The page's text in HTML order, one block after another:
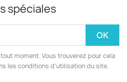
spéciales
moment. Vous trouverez pour cela
les conditions d'utilisation du site.